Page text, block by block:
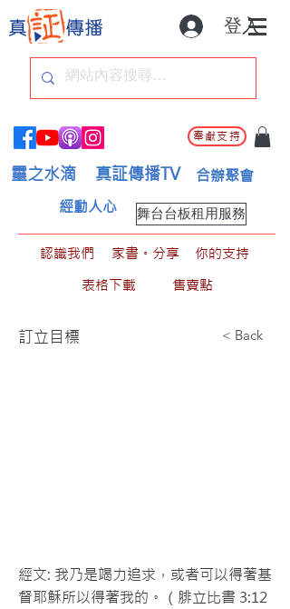
登入
奉獻支持
靈之水滴 真証傳播TV 合辦聚會
舞台台板租用服務
經動人心
認識我們 家書。分享
你的支持
表格下載
售賣點
訂立目標 < Back
經文: 我乃是竭力追求，或者可以得著基
督耶穌所以得著我的。（腓立比書 3:12